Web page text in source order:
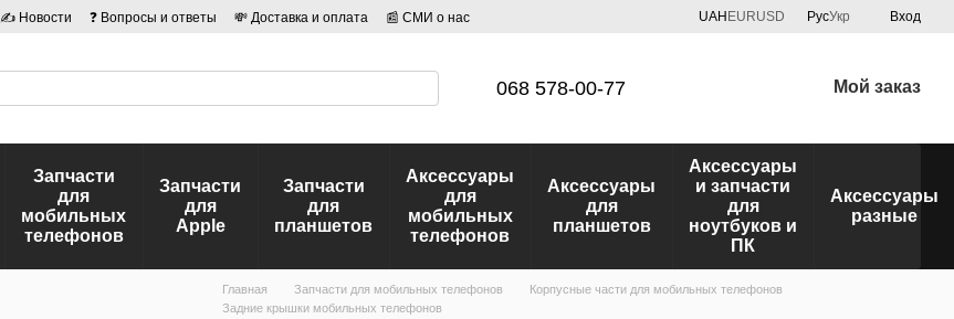
✍ Новости ❓ Вопросы и ответы 💸 Доставка и оплата
📰 СМИ о нас
UAH EURUSD РусУкр Вход
068 578-00-77 Мой заказ
Запчасти
для
мобильных
телефонов
Запчасти
для
Apple
Запчасти
для
планшетов
Аксессуары
для
мобильных
телефонов
Аксессуары
для
планшетов
Аксессуары
и запчасти
для
ноутбуков и
ПК
Аксессуары
разные
Главная Запчасти для мобильных телефонов
Корпусные части для мобильных телефонов
Задние крышки мобильных телефонов